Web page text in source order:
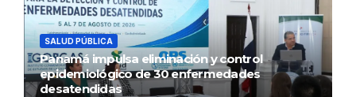
SALUD PÚBLICA
Panamá impulsa eliminación y control
epidemiológico de 30 enfermedades
desatendidas